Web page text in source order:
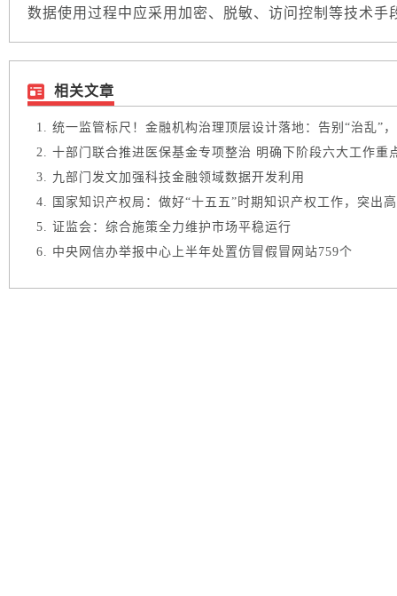
数据使用过程中应采用加密、脱敏、访问控制等技术
相关文章
统一监管标尺！金融机构治理顶层设计落地：告别“治乱”
十部门联合推进医保基金专项整治 明确下阶段六大工作重
九部门发文加强科技金融领域数据开发利用
国家知识产权局：做好“十五五”时期知识产权工作，突出
证监会：综合施策全力维护市场平稳运行
中央网信办举报中心上半年处置仿冒假冒网站759个